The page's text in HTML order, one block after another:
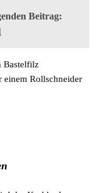
Beitrag:
Bastelfilz
einem Rollschneider